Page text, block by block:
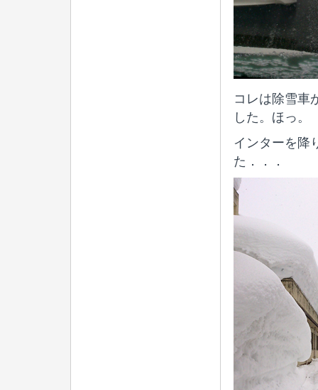
コレは除雪車
した。ほっ。
インターを降
た．．．